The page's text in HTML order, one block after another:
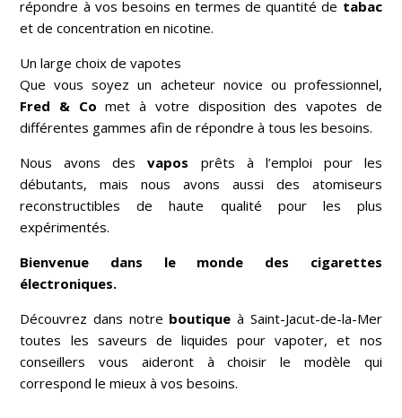
répondre à vos besoins en termes de quantité de tabac
et de concentration en nicotine.
Un large choix de vapotes
Que vous soyez un acheteur novice ou professionnel,
Fred & Co met à votre disposition des vapotes de
différentes gammes afin de répondre à tous les besoins.
Nous avons desvapos prêts à l’emploi pour les
débutants, mais nous avons aussi des atomiseurs
reconstructibles de haute qualité pour les plus
expérimentés.
Bienvenue dans le monde des cigarettes
électroniques.
Découvrez dans notre boutique à Saint-Jacut-de-la-Mer
toutes les saveurs de liquides pour vapoter, et nos
conseillers vous aideront à choisir le modèle qui
correspond le mieux à vos besoins.